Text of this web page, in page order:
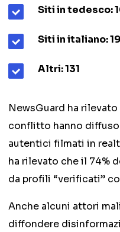
Siti in tedesco:
Siti in italiano: 19
Altri: 131
NewsGuard ha
conflitto hanno
autentici filmati in
ha rilevato che il 74%
da profili “verificati”
Anche alcuni attori
diffondere